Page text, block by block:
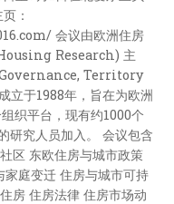
：
会议由欧洲住房
Research) 主
Governance, Territory
于1988年，旨在为欧洲
织平台，现有约1000个
研究人员加入。 会议包含
区 东欧住房与城市政策
庭变迁 住房与城市可持
房 住房法律 住房市场动